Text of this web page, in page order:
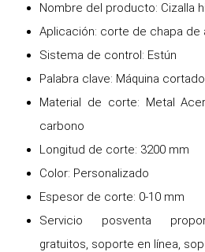
Nombre del producto: Cizalla
Aplicación: corte de chapa de
Sistema de control: Estún
Palabra clave: Máquina
Material de corte: Metal
carbono
Longitud de corte: 3200 mm
Color: Personalizado
Espesor de corte: 0-10 mm
Servicio posventa
gratuitos, soporte en línea,